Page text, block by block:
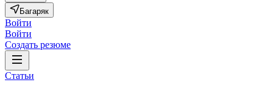
Багаряк
Войти
Войти
Создать резюме
Статьи